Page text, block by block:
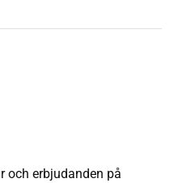
och erbjudanden på